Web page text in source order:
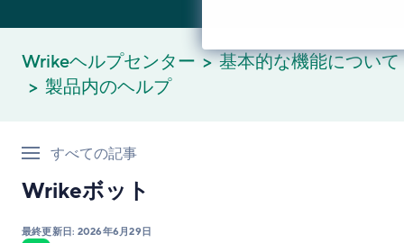
Wrikeヘルプセンター
基本的な機能について
製品内のヘルプ
すべての記事
Wrikeボット
最終更新日: 2026年6月29日